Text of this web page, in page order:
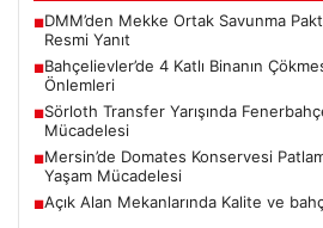
■DMM’den Mekke Ortak Savunma
Resmi Yanıt
■Bahçelievler’de 4 Katlı Binanın
Önlemleri
■Sörloth Transfer Yarışında
Mücadelesi
■Mersin’de Domates Konservesi
Yaşam Mücadelesi
■Açık Alan Mekanlarında Kalite ve